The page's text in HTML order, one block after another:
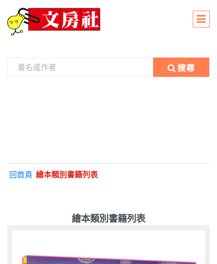
搜尋
回首頁 繪本類別書籍列表
繪本類別書籍列表